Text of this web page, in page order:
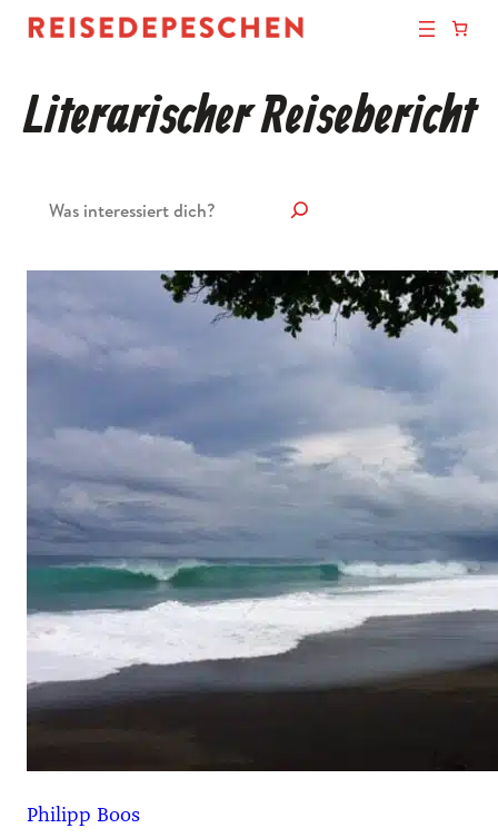
Literarischer Reisebericht
Philipp Boos